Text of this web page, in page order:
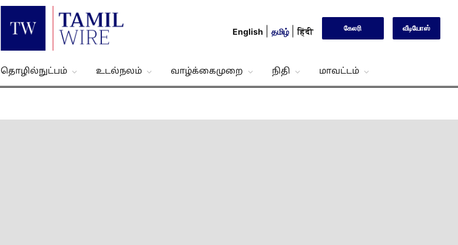
English தமிழ் हिंदी கேலரி வீடியோஸ்
தொழில்நுட்பம் உடல்நலம் வாழ்க்கைமுறை நிதி மாவட்டம்